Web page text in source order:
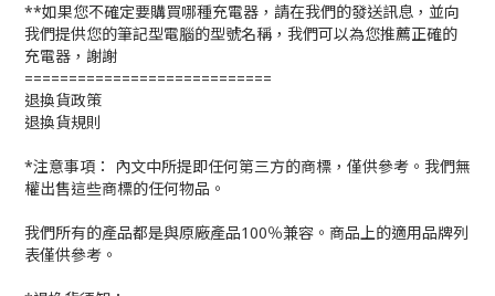
**如果您不確定要購買哪種充電器，請在我們的發送訊息，並向
我們提供您的筆記型電腦的型號名稱，我們可以為您推薦正確的
充電器，謝謝
============================
退換貨政策
退換貨規則
*注意事項： 內文中所提即任何第三方的商標，僅供參考。我們無
權出售這些商標的任何物品。
我們所有的產品都是與原廠產品100％兼容。商品上的適用品牌列
表僅供參考。